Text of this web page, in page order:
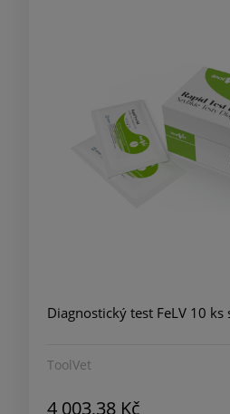
Diagnostický test FeLV 10 ks
ToolVet
4 003,38 Kč